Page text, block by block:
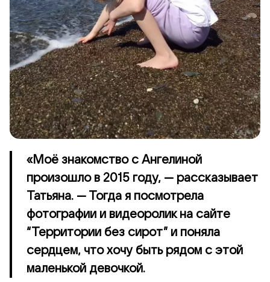
«Моё знакомство с Ангелиной
произошло в 2015 году, — рассказывает
Татьяна. — Тогда я посмотрела
фотографии и видеоролик на сайте
“Территории без сирот” и поняла
сердцем, что хочу быть рядом с этой
маленькой девочкой.